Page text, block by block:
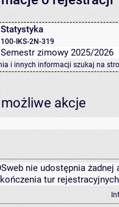
Statystyka
100-IKS-2N-319
Semestr zimowy 2025/2026
i innych informacji szukaj na
akcje
nie udostępnia
tur